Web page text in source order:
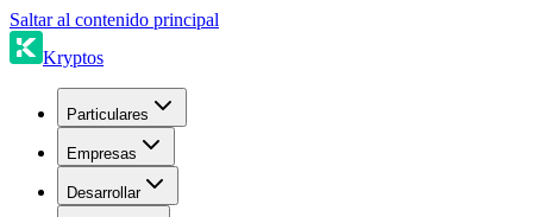
Saltar al contenido principal
Kryptos
Particulares
Empresas
Desarrollar